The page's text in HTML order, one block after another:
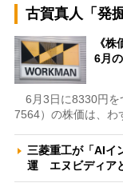
古賀真人「発
《
6月
6月3日に8330円を
7564）の株価は、
三菱重工が「AIイ
運 エヌビディア